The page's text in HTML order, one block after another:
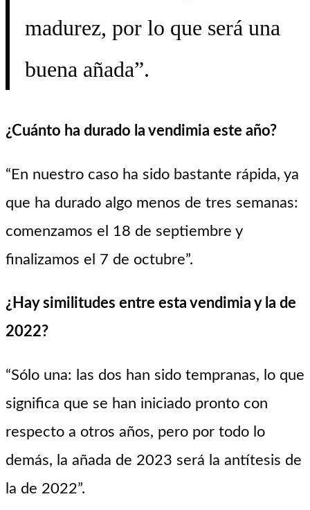
madurez, por lo que será una
buena añada”.
¿Cuánto ha durado la vendimia este año?
“En nuestro caso ha sido bastante rápida, ya
que ha durado algo menos de tres semanas:
comenzamos el 18 de septiembre y
finalizamos el 7 de octubre”.
¿Hay similitudes entre esta vendimia y la de
2022?
“Sólo una: las dos han sido tempranas, lo que
significa que se han iniciado pronto con
respecto a otros años, pero por todo lo
demás, la añada de 2023 será la antítesis de
la de 2022”.